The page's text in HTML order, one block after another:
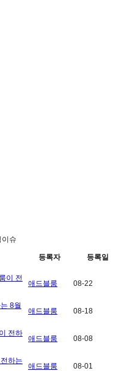
이슈
등록자 등록일
이 전
애드블룸 08-22
8월
애드블룸 08-18
전하
애드블룸 08-08
하는
애드블룸 08-01